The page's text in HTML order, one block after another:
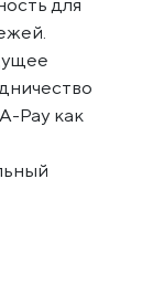
Pay как